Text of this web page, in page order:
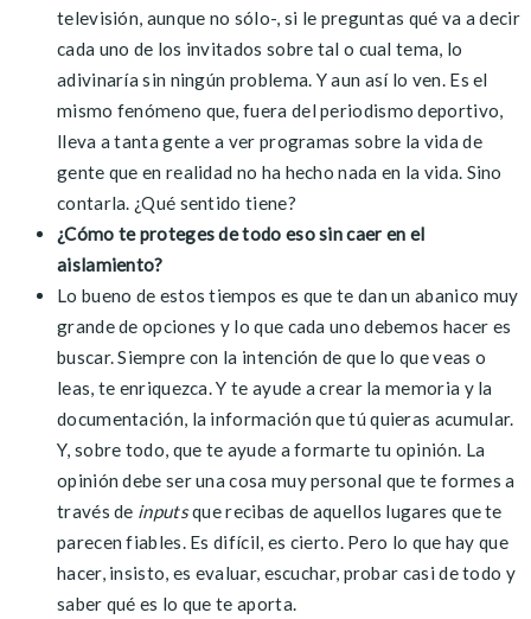
televisión, aunque no sólo-, si le preguntas qué va a decir
cada uno de los invitados sobre tal o cual tema, lo
adivinaría sin ningún problema. Y aun así lo ven. Es el
mismo fenómeno que, fuera del periodismo deportivo,
lleva a tanta gente a ver programas sobre la vida de
gente que en realidad no ha hecho nada en la vida. Sino
contarla. ¿Qué sentido tiene?
¿Cómo te proteges de todo eso sin caer en el
aislamiento?
Lo bueno de estos tiempos es que te dan un abanico muy
grande de opciones y lo que cada uno debemos hacer es
buscar. Siempre con la intención de que lo que veas o
leas, te enriquezca. Y te ayude a crear la memoria y la
documentación, la información que tú quieras acumular.
Y, sobre todo, que te ayude a formarte tu opinión. La
opinión debe ser una cosa muy personal que te formes a
través de inputsque recibas de aquellos lugares que te
parecen fiables. Es difícil, es cierto. Pero lo que hay que
hacer, insisto, es evaluar, escuchar, probar casi de todo y
saber qué es lo que te aporta.